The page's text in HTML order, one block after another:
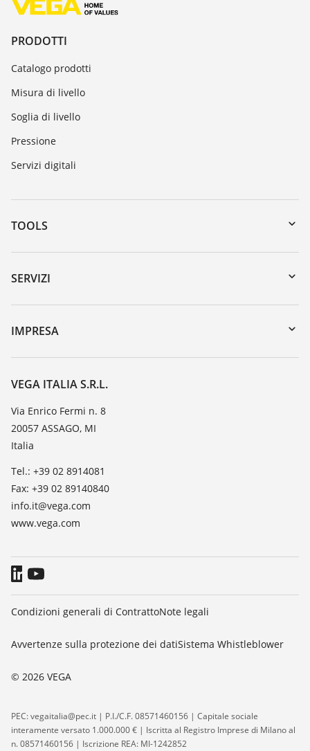
PRODOTTI
Catalogo prodotti
Misura di livello
Soglia di livello
Pressione
Servizi digitali
TOOLS
Downloads
Ricerca numero di serie
DTM Collection/PACTware
SERVIZI
Reso apparecchio
Seminari
TeamViewer
IMPRESA
VEGA, l'azienda
Contatto
Novità
Stampa
Blog
VEGA ITALIA S.R.L.
Via Enrico Fermi n. 8
20057 ASSAGO, MI
Italia
Tel.: +39 02 8914081
Fax: +39 02 89140840
info.it@vega.com
www.vega.com
© 2026 VEGA
Condizioni generali di ContrattoNote legali
Avvertenze sulla protezione dei datiSistema Whistleblower
PEC: vegaitalia@pec.it | P.I./C.F. 08571460156 | Capitale sociale
interamente versato 1.000.000 € | Iscritta al Registro Imprese di Milano al
n. 08571460156 | Iscrizione REA: MI-1242852